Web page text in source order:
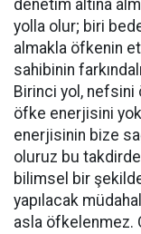
denetim altına
yolla olur; biri
almakla öfkenin
sahibinin
Birinci yol, nefsini
öfke enerjisini
enerjisinin bize
oluruz bu
bilimsel bir
yapılacak
asla öfkelenmez.